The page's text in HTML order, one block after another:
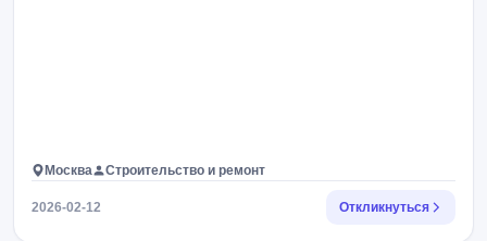
Москва Строительство и ремонт
2026-02-12 Откликнуться